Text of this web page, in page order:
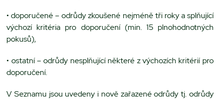
• doporučené – odrůdy zkoušené nejméně tři roky a splňující
výchozí kritéria pro doporučení (min. 15 plnohodnotných
pokusů),
• ostatní – odrůdy nesplňující některé z výchozích kritérií pro
doporučení.
V Seznamu jsou uvedeny i nově zařazené odrůdy tj. odrůdy